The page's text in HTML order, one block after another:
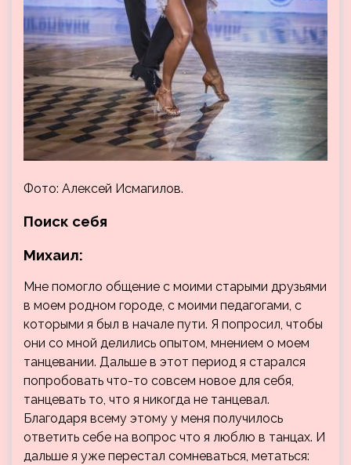
Фото: Алексей Исмагилов.
Поиск себя
Михаил:
Мне помогло общение с моими старыми друзьями
в моем родном городе, с моими педагогами, с
которыми я был в начале пути. Я попросил, чтобы
они со мной делились опытом, мнением о моем
танцевании. Дальше в этот период я старался
попробовать что-то совсем новое для себя,
танцевать то, что я никогда не танцевал.
Благодаря всему этому у меня получилось
ответить себе на вопрос что я люблю в танцах. И
дальше я уже перестал сомневаться, метаться: